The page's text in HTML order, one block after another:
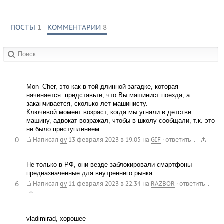
ПОСТЫ 1 КОММЕНТАРИИ 8
Mon_Cher, это как в той длинной загадке, которая
начинается: представьте, что Вы машинист поезда, а
заканчивается, сколько лет машинисту.
Ключевой момент возраст, когда мы угнали в детстве
машину, адвокат возражал, чтобы в школу сообщали, т.к. это
не было преступлением.
Написал qy 13 февраля 2023 в 19.05 на GIF · ответить .
0
Не только в РФ, они везде заблокировали смартфоны
предназначенные для внутреннего рынка.
Написал qy 11 февраля 2023 в 22.34на RAZBOR · ответить .
6
vladimirad, хорошее